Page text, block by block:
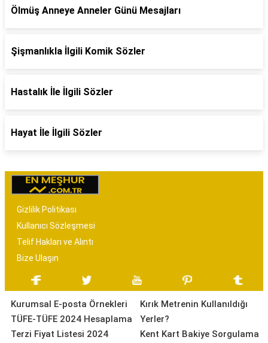
Ölmüş Anneye Anneler Günü Mesajları
Şişmanlıkla İlgili Komik Sözler
Hastalık İle İlgili Sözler
Hayat İle İlgili Sözler
Gizlilik Politikası
Kullanıcı Sözleşmesi
Telif Hakları ve Alıntı
Bize Ulaşın
Kurumsal E-posta Örnekleri
TÜFE-TÜFE 2024 Hesaplama
Terzi Fiyat Listesi 2024
Kırık Metrenin Kullanıldığı
Yerler?
Kent Kart Bakiye Sorgulama